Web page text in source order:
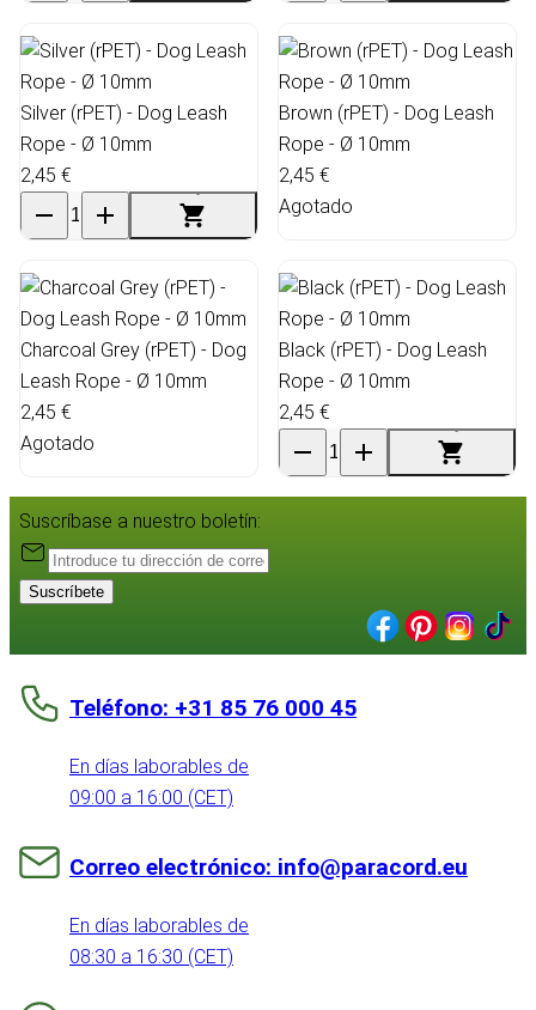
Silver (rPET) - Dog Leash
Rope - Ø 10mm
2,45 €
Brown (rPET) - Dog Leash
Rope - Ø 10mm
2,45 €
Agotado
Charcoal Grey (rPET) - Dog
Leash Rope - Ø 10mm
2,45 €
Agotado
Black (rPET) - Dog Leash
Rope - Ø 10mm
2,45 €
Suscríbase a nuestro boletín:
Suscríbete
Teléfono: +31 85 76 000 45
En días laborables de
09:00 a 16:00 (CET)
Correo electrónico: info@paracord.eu
En días laborables de
08:30 a 16:30 (CET)